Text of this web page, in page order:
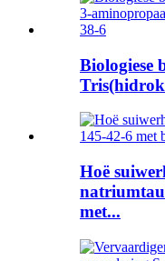
Biologiese
Hoë
met...